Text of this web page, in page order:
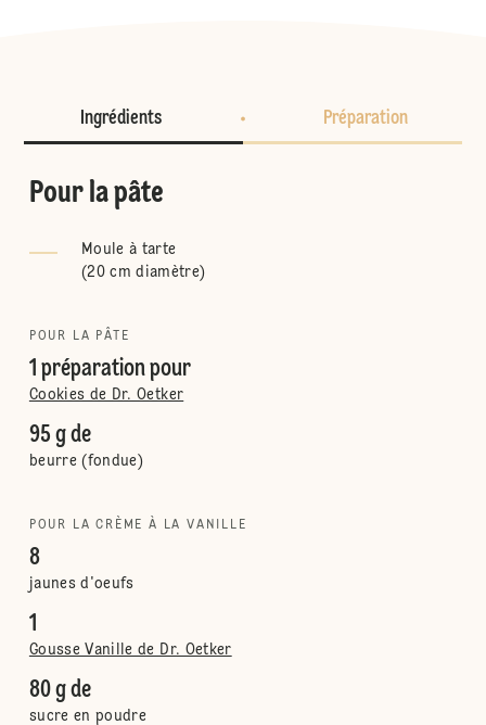
Ingrédients Préparation
Pour la pâte
Moule à tarte
(20 cm diamètre)
POUR LA PÂTE
1 préparation pour
Cookies de Dr. Oetker
95 g de
beurre (fondue)
POUR LA CRÈME À LA VANILLE
8
jaunes d'oeufs
1
Gousse Vanille de Dr. Oetker
80 g de
sucre en poudre